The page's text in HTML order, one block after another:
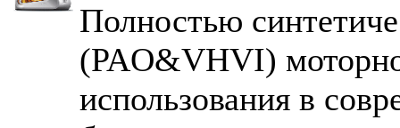
Полностью
(PAO&VHVI)
использования в